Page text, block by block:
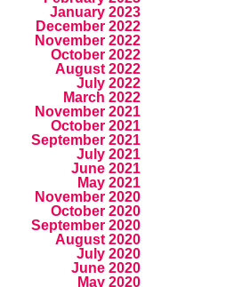
January 2023
December 2022
November 2022
October 2022
August 2022
July 2022
March 2022
November 2021
October 2021
September 2021
July 2021
June 2021
May 2021
November 2020
October 2020
September 2020
August 2020
July 2020
June 2020
May 2020